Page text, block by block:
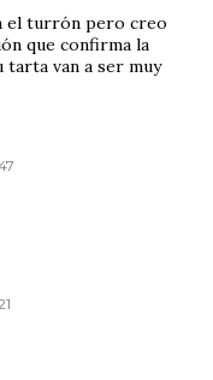
el turrón pero creo
que confirma la
tarta van a ser muy